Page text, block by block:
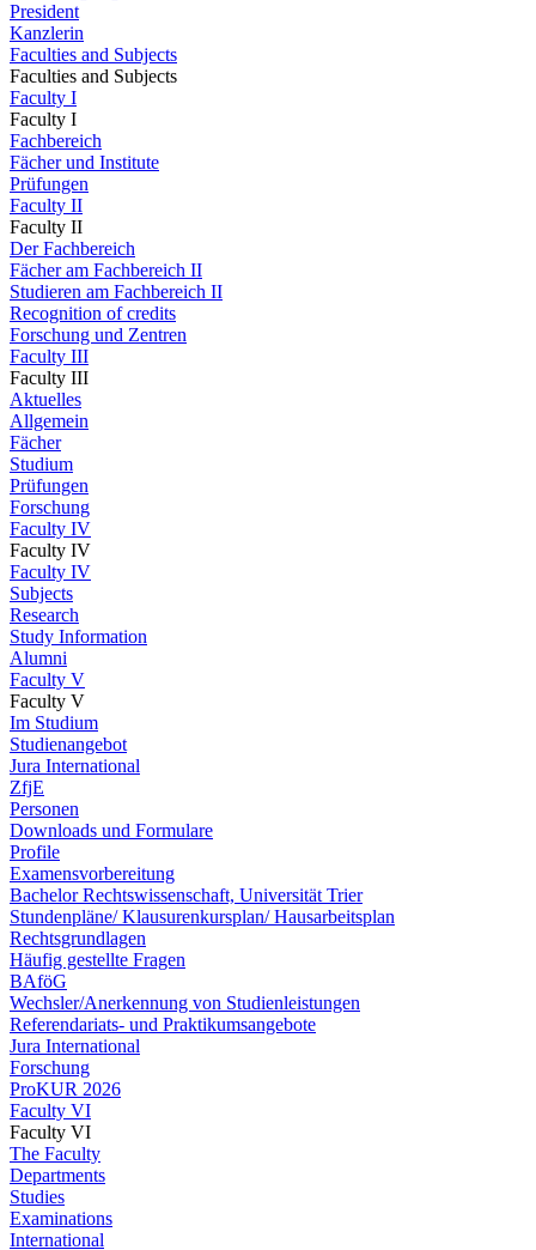
President
Kanzlerin
Faculties and Subjects
Faculties and Subjects
Faculty I
Faculty I
Fachbereich
Fächer und Institute
Prüfungen
Faculty II
Faculty II
Der Fachbereich
Fächer am Fachbereich II
Studieren am Fachbereich II
Recognition of credits
Forschung und Zentren
Faculty III
Faculty III
Aktuelles
Allgemein
Fächer
Studium
Prüfungen
Forschung
Faculty IV
Faculty IV
Faculty IV
Subjects
Research
Study Information
Alumni
Faculty V
Faculty V
Im Studium
Studienangebot
Jura International
ZfjE
Personen
Downloads und Formulare
Profile
Examensvorbereitung
Bachelor Rechtswissenschaft, Universität Trier
Stundenpläne/ Klausurenkursplan/ Hausarbeitsplan
Rechtsgrundlagen
Häufig gestellte Fragen
BAföG
Wechsler/Anerkennung von Studienleistungen
Referendariats- und Praktikumsangebote
Jura International
Forschung
ProKUR 2026
Faculty VI
Faculty VI
The Faculty
Departments
Studies
Examinations
International